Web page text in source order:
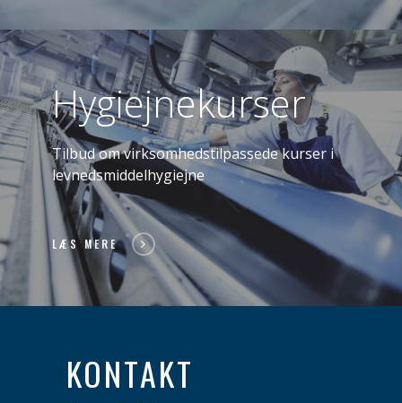
Hygiejnekurser
Tilbud om virksomhedstilpassede kurser i
levnedsmiddelhygiejne
LÆS MERE
KONTAKT